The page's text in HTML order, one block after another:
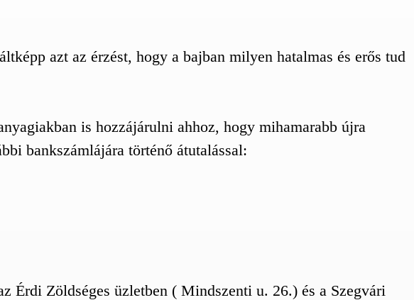
azt az érzést, hogy a bajban milyen hatalmas és erős tud
is hozzájárulni ahhoz, hogy mihamarabb újra
bankszámlájára történő átutalással:
Érdi Zöldséges üzletben ( Mindszenti u. 26.) és a Szegvári